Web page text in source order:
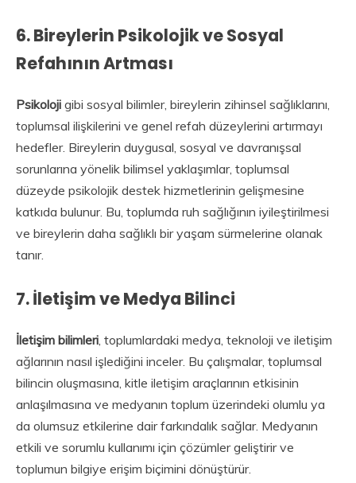
6.Bireylerin Psikolojik ve Sosyal
Refahının Artması
Psikoloji gibi sosyal bilimler, bireylerin zihinsel sağlıklarını,
toplumsal ilişkilerini ve genel refah düzeylerini artırmayı
hedefler. Bireylerin duygusal, sosyal ve davranışsal
sorunlarına yönelik bilimsel yaklaşımlar, toplumsal
düzeyde psikolojik destek hizmetlerinin gelişmesine
katkıda bulunur. Bu, toplumda ruh sağlığının iyileştirilmesi
ve bireylerin daha sağlıklı bir yaşam sürmelerine olanak
tanır.
7.İletişim ve Medya Bilinci
İletişim bilimleri , toplumlardaki medya, teknoloji ve iletişim
ağlarının nasıl işlediğini inceler. Bu çalışmalar, toplumsal
bilincin oluşmasına, kitle iletişim araçlarının etkisinin
anlaşılmasına ve medyanın toplum üzerindeki olumlu ya
da olumsuz etkilerine dair farkındalık sağlar. Medyanın
etkili ve sorumlu kullanımı için çözümler geliştirir ve
toplumun bilgiye erişim biçimini dönüştürür.